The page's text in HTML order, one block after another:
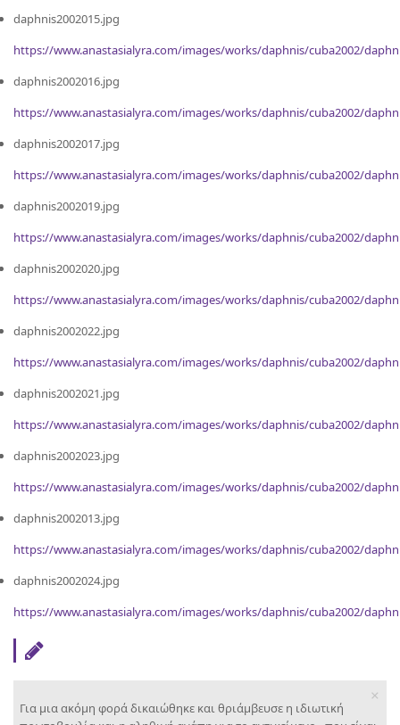
daphnis2002015.jpg
https://www.anastasialyra.com/images/works/daphnis/cuba2002/
daphnis2002016.jpg
https://www.anastasialyra.com/images/works/daphnis/cuba2002/
daphnis2002017.jpg
https://www.anastasialyra.com/images/works/daphnis/cuba2002/
daphnis2002019.jpg
https://www.anastasialyra.com/images/works/daphnis/cuba2002/
daphnis2002020.jpg
https://www.anastasialyra.com/images/works/daphnis/cuba2002/
daphnis2002022.jpg
https://www.anastasialyra.com/images/works/daphnis/cuba2002/
daphnis2002021.jpg
https://www.anastasialyra.com/images/works/daphnis/cuba2002/
daphnis2002023.jpg
https://www.anastasialyra.com/images/works/daphnis/cuba2002/
daphnis2002013.jpg
https://www.anastasialyra.com/images/works/daphnis/cuba2002/
daphnis2002024.jpg
https://www.anastasialyra.com/images/works/daphnis/cuba2002/
Για μια ακόμη φορά δικαιώθηκε και θριάμβευσε η ιδιωτική
×